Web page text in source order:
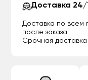
Доставка 24/
Доставка по всем
после заказа
Срочная